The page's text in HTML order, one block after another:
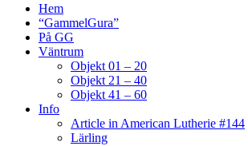
Hem
“GammelGura”
På GG
Väntrum
Objekt 01 – 20
Objekt 21 – 40
Objekt 41 – 60
Info
Article in American Lutherie #144
Lärling